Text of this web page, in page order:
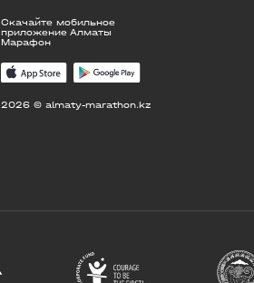
Скачайте мобильное
приложение Алматы
Марафон
2026 © almaty-marathon.kz